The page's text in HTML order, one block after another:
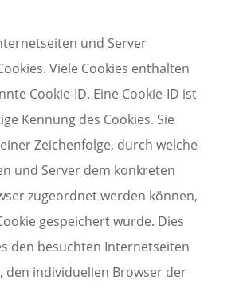
und Server
Viele Cookies enthalten
Cookie-ID. Eine Cookie-ID ist
Kennung des Cookies. Sie
Zeichenfolge, durch welche
und Server dem konkreten
zugeordnet werden können,
gespeichert wurde. Dies
den besuchten Internetseiten
den individuellen Browser der